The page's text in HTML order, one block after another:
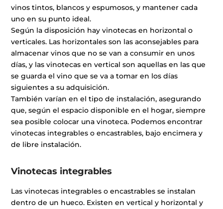
vinos tintos, blancos y espumosos, y mantener cada
uno en su punto ideal.
Según la disposición hay vinotecas en horizontal o
verticales. Las horizontales son las aconsejables para
almacenar vinos que no se van a consumir en unos
días, y las vinotecas en vertical son aquellas en las que
se guarda el vino que se va a tomar en los días
siguientes a su adquisición.
También varían en el tipo de instalación, asegurando
que, según el espacio disponible en el hogar, siempre
sea posible colocar una vinoteca. Podemos encontrar
vinotecas integrables o encastrables, bajo encimera y
de libre instalación.
Vinotecas integrables
Las vinotecas integrables o encastrables se instalan
dentro de un hueco. Existen en vertical y horizontal y